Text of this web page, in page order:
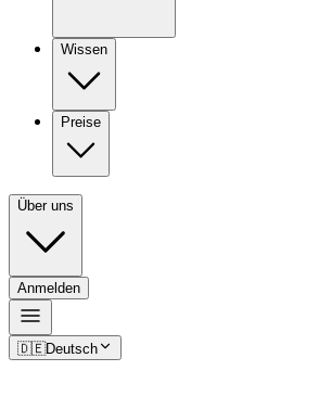
Wissen
Preise
Über uns
Anmelden
🇩🇪Deutsch